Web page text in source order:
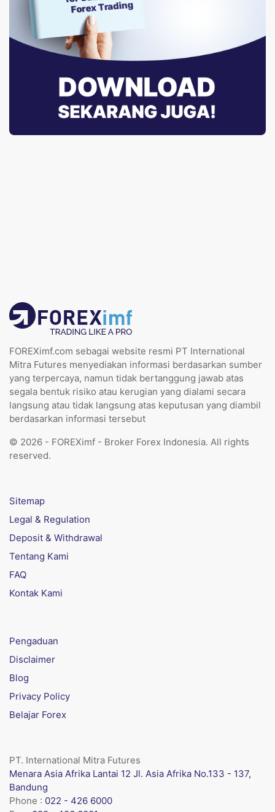
FOREXimf.com sebagai website resmi PT International
Mitra Futures menyediakan informasi berdasarkan sumber
yang terpercaya, namun tidak bertanggung jawab atas
segala bentuk risiko atau kerugian yang dialami secara
langsung atau tidak langsung atas keputusan yang diambil
berdasarkan informasi tersebut
© 2026 - FOREXimf - Broker Forex Indonesia. All rights
reserved.
Sitemap
Legal & Regulation
Deposit & Withdrawal
Tentang Kami
FAQ
Kontak Kami
Pengaduan
Disclaimer
Blog
Privacy Policy
Belajar Forex
PT. International Mitra Futures
Menara Asia Afrika Lantai 12 Jl. Asia Afrika No.133 - 137,
Bandung
Phone : 022 - 426 6000